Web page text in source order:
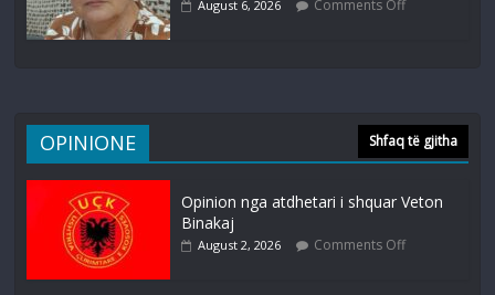
August 6, 2026 Comments Off
OPINIONE Shfaq të gjitha
Opinion nga atdhetari i shquar Veton
Binakaj
August 2, 2026 Comments Off